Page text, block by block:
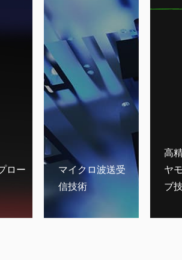
ロー
マイクロ波送受
信技術
高
ヤ
ブ